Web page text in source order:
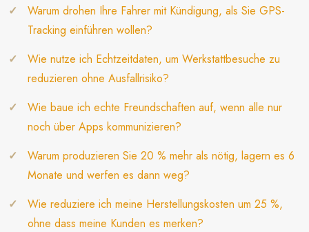
Warum drohen Ihre Fahrer mit Kündigung, als Sie GPS-
Tracking einführen wollen?
Wie nutze ich Echtzeitdaten, um Werkstattbesuche zu
reduzieren ohne Ausfallrisiko?
Wie baue ich echte Freundschaften auf, wenn alle nur
noch über Apps kommunizieren?
Warum produzieren Sie 20 % mehr als nötig, lagern es 6
Monate und werfen es dann weg?
Wie reduziere ich meine Herstellungskosten um 25 %,
ohne dass meine Kunden es merken?